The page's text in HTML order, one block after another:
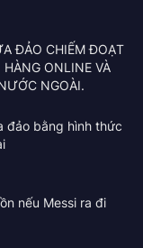
ĐẢO CHIẾM ĐOẠT
ONLINE VÀ
NGOÀI.
đảo bằng hình thức
nếu Messi ra đi